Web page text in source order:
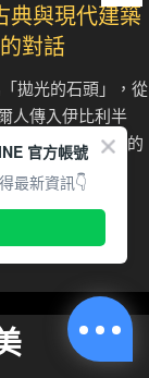
典與現代建築
的對話
拋光的石頭」，從
人傳入伊比利半
花磚發展出獨特的
官方帳號
最新資訊👇